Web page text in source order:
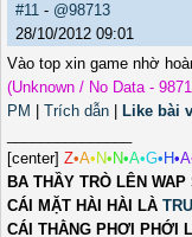
#11 - @98713
28/10/2012 09:01
Vào top xin game nhờ
(Unknown / No Data -
PM
Trích dẫn Like bài
[center] Z•A• N• N•A•G• H•A
BA THẦY TRÒ LÊN WAP
CÁI MẶT HÀI HÀI LÀ
CÁI THẰNG PHƠI PHỚI